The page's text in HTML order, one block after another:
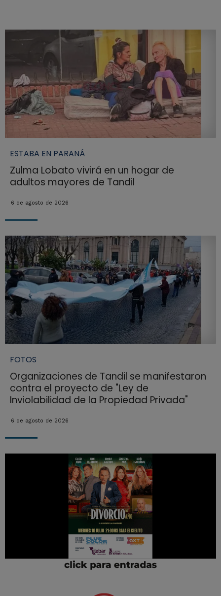
ESTABA EN PARANÁ
Zulma Lobato vivirá en un hogar de
adultos mayores de Tandil
6 de agosto de 2026
FOTOS
Organizaciones de Tandil se manifestaron
contra el proyecto de "Ley de
Inviolabilidad de la Propiedad Privada"
6 de agosto de 2026